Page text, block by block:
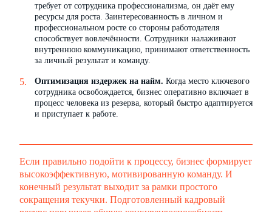
требует от сотрудника профессионализма, он даёт ему
ресурсы для роста. Заинтересованность в личном и
профессиональном росте со стороны работодателя
способствует вовлечённости. Сотрудники налаживают
внутреннюю коммуникацию, принимают ответственность
за личный результат и команду.
Оптимизация издержек на найм. Когда место ключевого
сотрудника освобождается, бизнес оперативно включает в
процесс человека из резерва, который быстро адаптируется
и приступает к работе.
Если правильно подойти к процессу, бизнес формирует
высокоэффективную, мотивированную команду. И
конечный результат выходит за рамки простого
сокращения текучки. Подготовленный кадровый